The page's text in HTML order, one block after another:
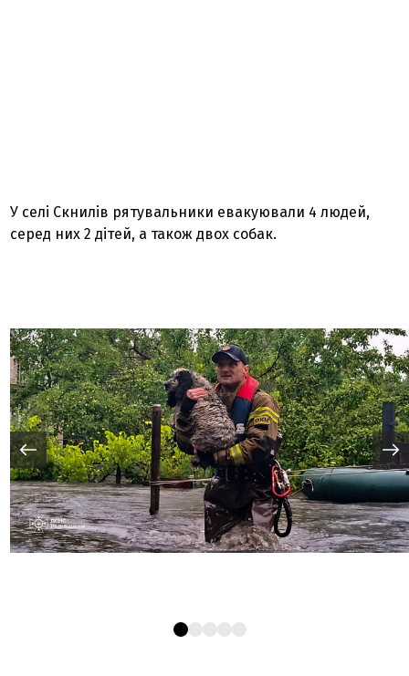
У селі Скнилів рятувальники евакуювали 4 людей,
серед них 2 дітей, а також двох собак.